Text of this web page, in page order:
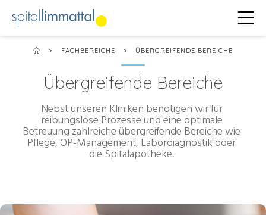
> FACHBEREICHE > ÜBERGREIFENDE BEREICHE
Übergreifende Bereiche
Nebst unseren Kliniken benötigen wir für
reibungslose Prozesse und eine optimale
Betreuung zahlreiche übergreifende Bereiche wie
Pflege, OP-Management, Labordiagnostik oder
die Spitalapotheke.